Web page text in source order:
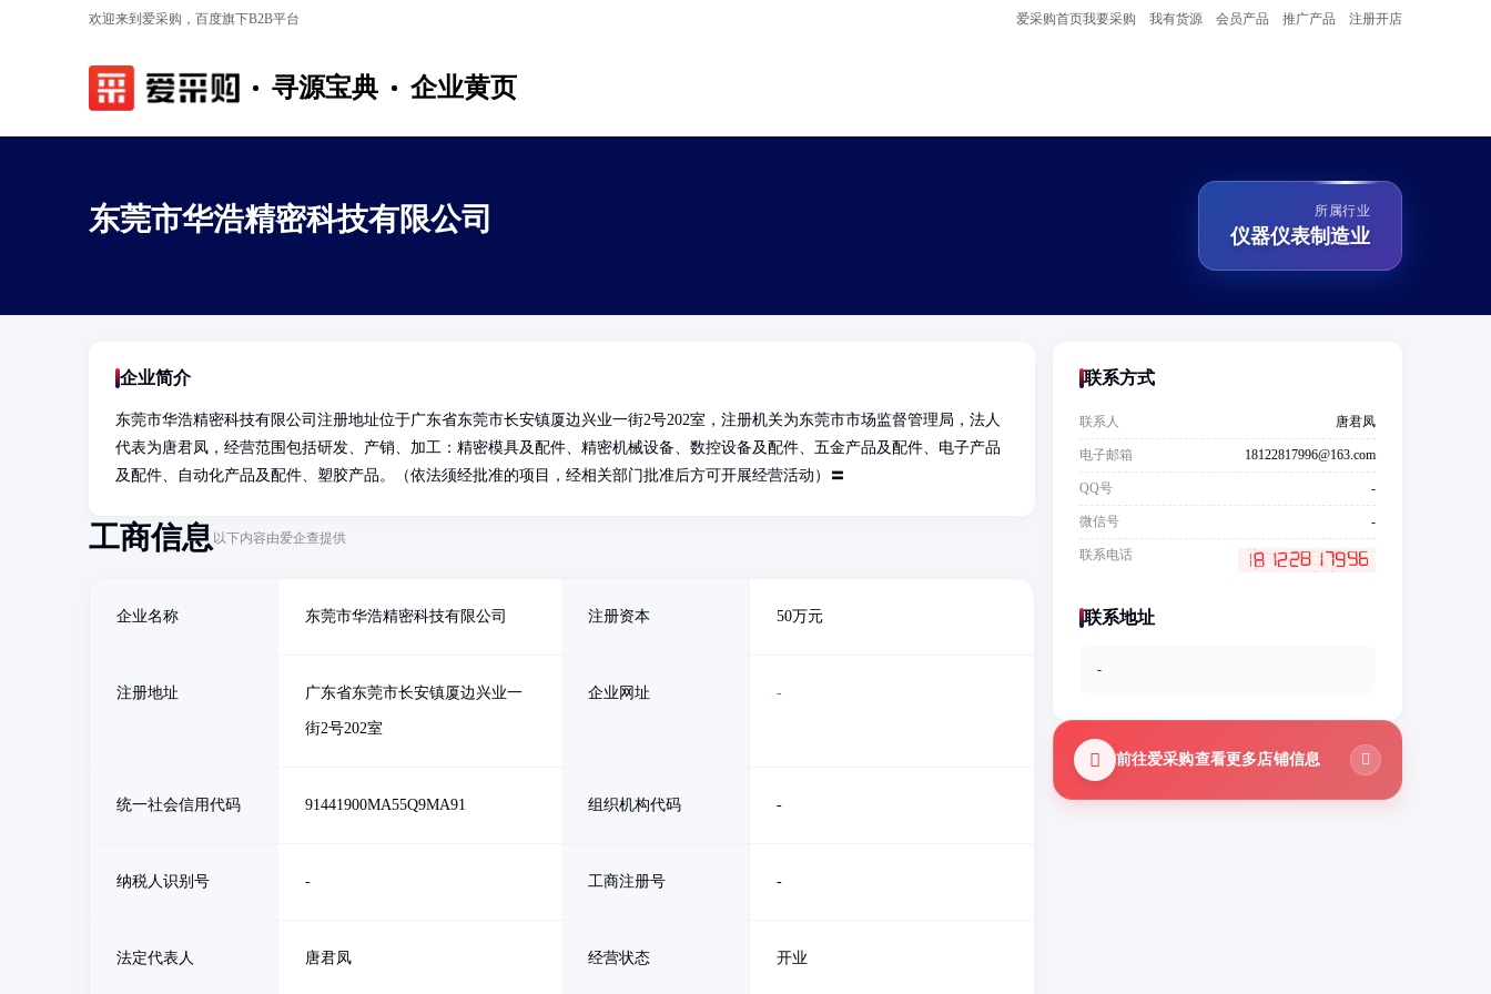
欢迎来到爱采购，百度旗下B2B平台 爱采购首页我要采购 我有货源 会员产品 推广产品 注册开店
寻源宝典 企业黄页
东莞市华浩精密科技有限公司 所属行业
仪器仪表制造业
企业简介
东莞市华浩精密科技有限公司注册地址位于广东省东莞市长安镇厦边兴业一街2号202室，注册机关为东莞市市场监督管理局，法人
代表为唐君凤，经营范围包括研发、产销、加工：精密模具及配件、精密机械设备、数控设备及配件、五金产品及配件、电子产品
及配件、自动化产品及配件、塑胶产品。（依法须经批准的项目，经相关部门批准后方可开展经营活动）〓
工商信息以下内容由爱企查提供
企业名称 东莞市华浩精密科技有限公司 注册资本 50万元
注册地址 广东省东莞市长安镇厦边兴业一
街2号202室
企业网址 -
统一社会信用代码 91441900MA55Q9MA91 组织机构代码 -
纳税人识别号 - 工商注册号 -
法定代表人 唐君凤 经营状态 开业
联系方式
联系人 唐君凤
电子邮箱 18122817996@163.com
QQ号 -
微信号 -
联系电话
联系地址
-
前往爱采购查看更多店铺信息